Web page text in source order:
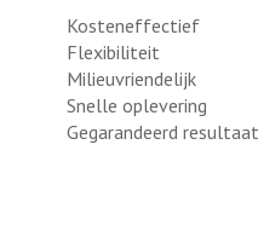
Kosteneffectief
Flexibiliteit
Milieuvriendelijk
Snelle oplevering
Gegarandeerd resultaat